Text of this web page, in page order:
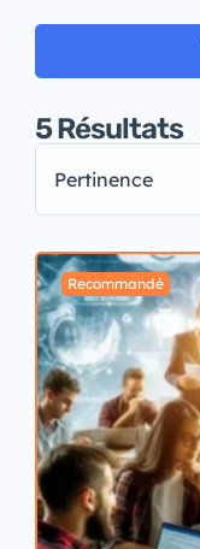
5Résultats
Pertinence
Recommandé